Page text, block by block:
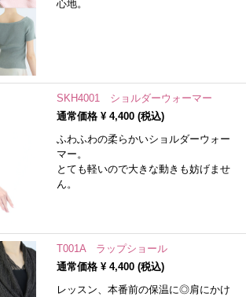
心地。
SKH4001 ショルダーウォーマー
通常価格 ¥ 4,400(税込)
ふわふわの柔らかいショルダーウォー
マー。
とても軽いので大きな動きも妨げませ
ん。
T001A ラップショール
通常価格 ¥ 4,400(税込)
レッスン、本番前の保温に◎肩にかけ